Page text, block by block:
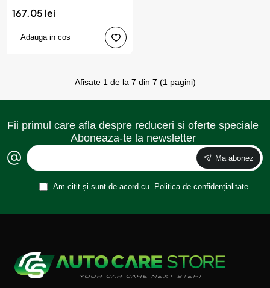
167.05 lei
Adauga in cos
Afisate 1 de la 7 din 7 (1 pagini)
Fii primul care afla despre reduceri si oferte speciale
Aboneaza-te la newsletter
Ma abonez
Am citit și sunt de acord cu Politica de confidențialitate